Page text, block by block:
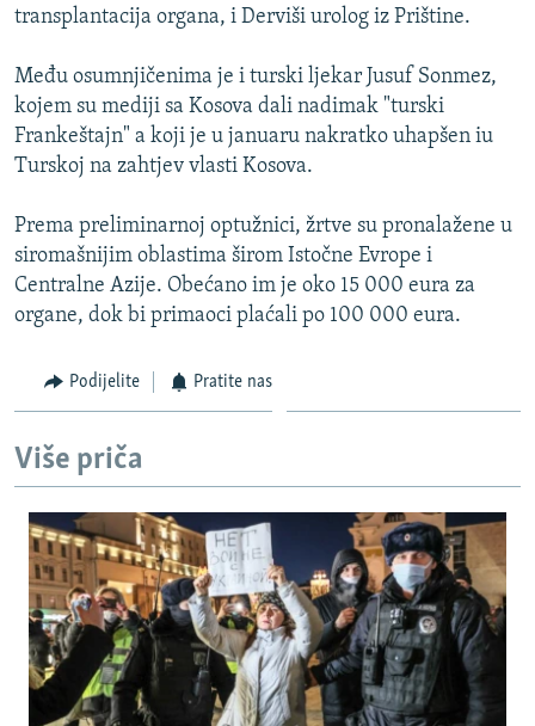
SVE KARTE DEJTONA
transplantacija organa, i Derviši urolog iz Prištine.
Među osumnjičenima je i turski ljekar Jusuf Sonmez,
kojem su mediji sa Kosova dali nadimak "turski
Frankeštajn" a koji je u januaru nakratko uhapšen iu
Turskoj na zahtjev vlasti Kosova.
Prema preliminarnoj optužnici, žrtve su pronalažene u
siromašnijim oblastima širom Istočne Evrope i
Centralne Azije. Obećano im je oko 15 000 eura za
organe, dok bi primaoci plaćali po 100 000 eura.
Podijelite Pratite nas
Više priča